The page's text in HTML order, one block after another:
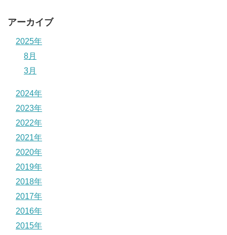
アーカイブ
2025年
8月
3月
2024年
2023年
2022年
2021年
2020年
2019年
2018年
2017年
2016年
2015年